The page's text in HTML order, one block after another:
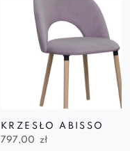
KRZESŁO ABISSO
797,00
zł